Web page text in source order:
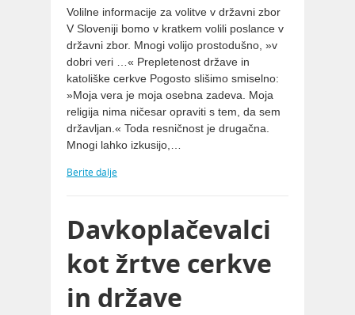
Volilne informacije za volitve v državni zbor
V Sloveniji bomo v kratkem volili poslance v
državni zbor. Mnogi volijo prostodušno, »v
dobri veri …« Prepletenost države in
katoliške cerkve Pogosto slišimo smiselno:
»Moja vera je moja osebna zadeva. Moja
religija nima ničesar opraviti s tem, da sem
državljan.« Toda resničnost je drugačna.
Mnogi lahko izkusijo,…
Berite dalje
Davkoplačevalci
kot žrtve cerkve
in države